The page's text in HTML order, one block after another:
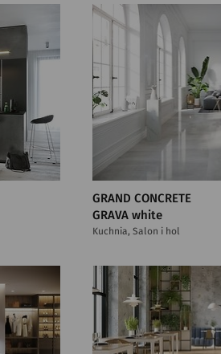
GRAND CONCRETE
GRAVA white
Kuchnia, Salon i hol